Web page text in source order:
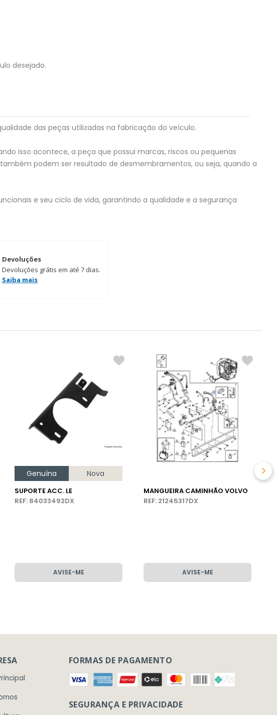
desejado.
das peças utilizadas na fabricação do veículo.
isso acontece, a peça que possui marcas, riscos ou pequenas
podem ser resultado de desmembramentos, ou seja, quando a
e seu ciclo de vida, garantindo a qualidade e a segurança
Devoluções
Devoluções grátis em até 7 dias.
Saiba mais
Genuína Nova
SUPORTE ACC. LE
REF: 84033492DX
AVISE-ME
MANGUEIRA CAMINHÃO VOLVO
REF: 21245317DX
AVISE-ME
FORMAS DE PAGAMENTO
SEGURANÇA E PRIVACIDADE